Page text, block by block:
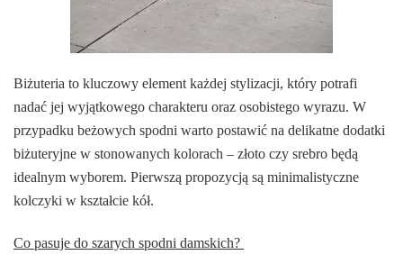
Biżuteria to kluczowy element każdej stylizacji, który potrafi
nadać jej wyjątkowego charakteru oraz osobistego wyrazu. W
przypadku beżowych spodni warto postawić na delikatne dodatki
biżuteryjne w stonowanych kolorach – złoto czy srebro będą
idealnym wyborem. Pierwszą propozycją są minimalistyczne
kolczyki w kształcie kół.
Co pasuje do szarych spodni damskich?